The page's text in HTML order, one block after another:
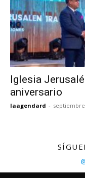
Iglesia
aniversario
laagendard - septiembre